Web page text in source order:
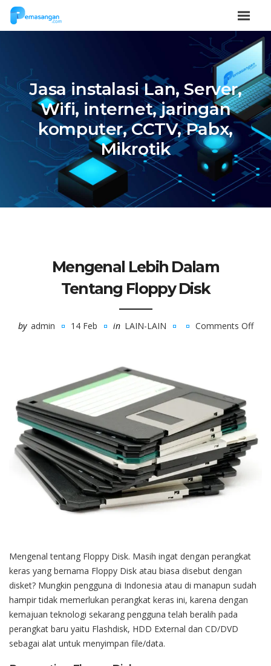
Jasa instalasi Lan, Server,
Wifi, internet, jaringan
komputer, CCTV, Pabx,
Mikrotik
Mengenal Lebih Dalam
Tentang Floppy Disk
by admin 14 Feb in LAIN-LAIN
Comments Off
Mengenal tentang Floppy Disk. Masih ingat dengan perangkat
keras yang bernama Floppy Disk atau biasa disebut dengan
disket? Mungkin pengguna di Indonesia atau di manapun sudah
hampir tidak memerlukan perangkat keras ini, karena dengan
kemajuan teknologi sekarang pengguna telah beralih pada
perangkat baru yaitu Flashdisk, HDD External dan CD/DVD
sebagai alat untuk menyimpan file/data.